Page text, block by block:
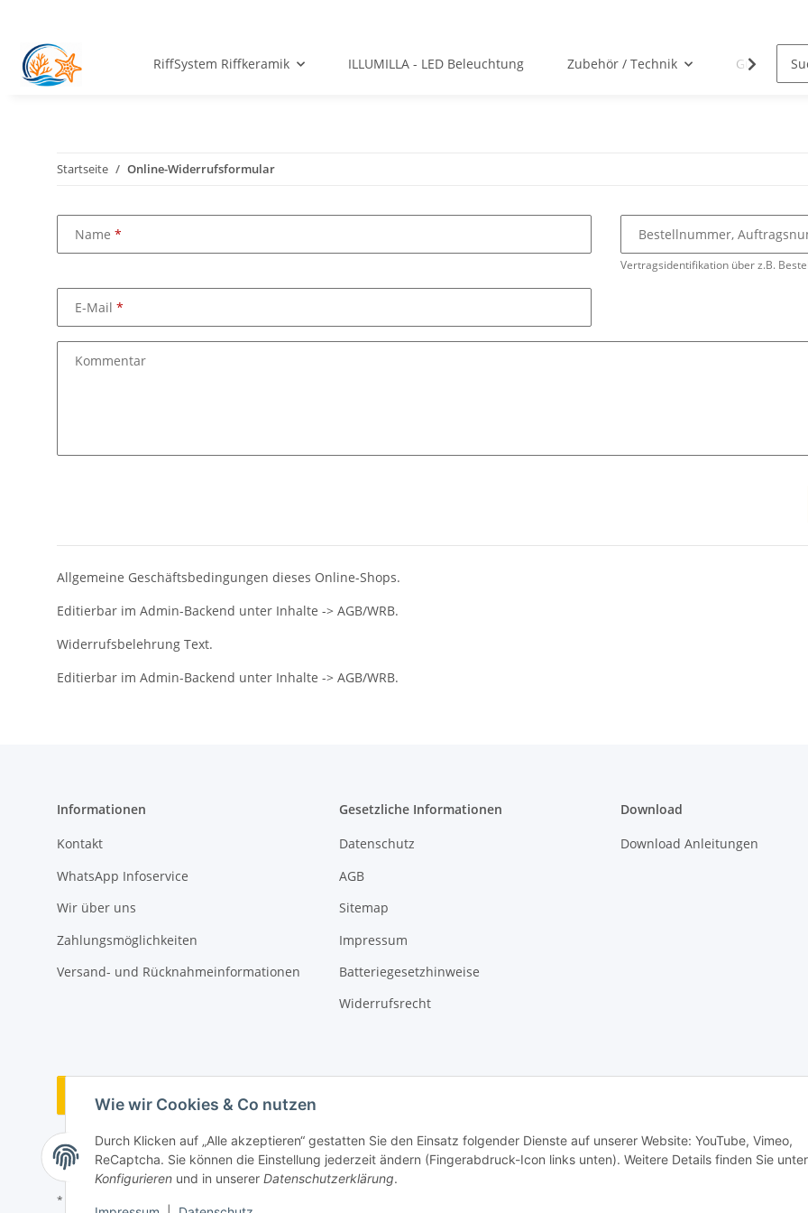
Wie wir Cookies & Co nutzen
Durch Klicken auf „Alle akzeptieren“ gestatten Sie den Einsatz folgender Dienste auf unserer Website: YouTube, Vimeo,
ReCaptcha. Sie können die Einstellung jederzeit ändern (Fingerabdruck-Icon links unten). Weitere Details finden Sie unter
Konfigurieren und in unserer Datenschutzerklärung.
RiffSystem Riffkeramik ILLUMILLA - LED Beleuchtung Zubehör / Technik Gutscheine
Startseite Online-Widerrufsformular
Name
Vertragsidentifikation über z.B.
Bestellnummer,
E-Mail
Kommentar
Allgemeine Geschäftsbedingungen dieses Online-Shops.
Editierbar im Admin-Backend unter Inhalte -> AGB/WRB.
Widerrufsbelehrung Text.
Editierbar im Admin-Backend unter Inhalte -> AGB/WRB.
Informationen
Kontakt
WhatsApp Infoservice
Wir über uns
Zahlungsmöglichkeiten
Versand- und Rücknahmeinformationen
Gesetzliche Informationen
Datenschutz
AGB
Sitemap
Impressum
Batteriegesetzhinweise
Widerrufsrecht
Download
Download Anleitungen
Vertrag widerrufen
* Alle Preise inkl. gesetzlicher USt., zzgl.